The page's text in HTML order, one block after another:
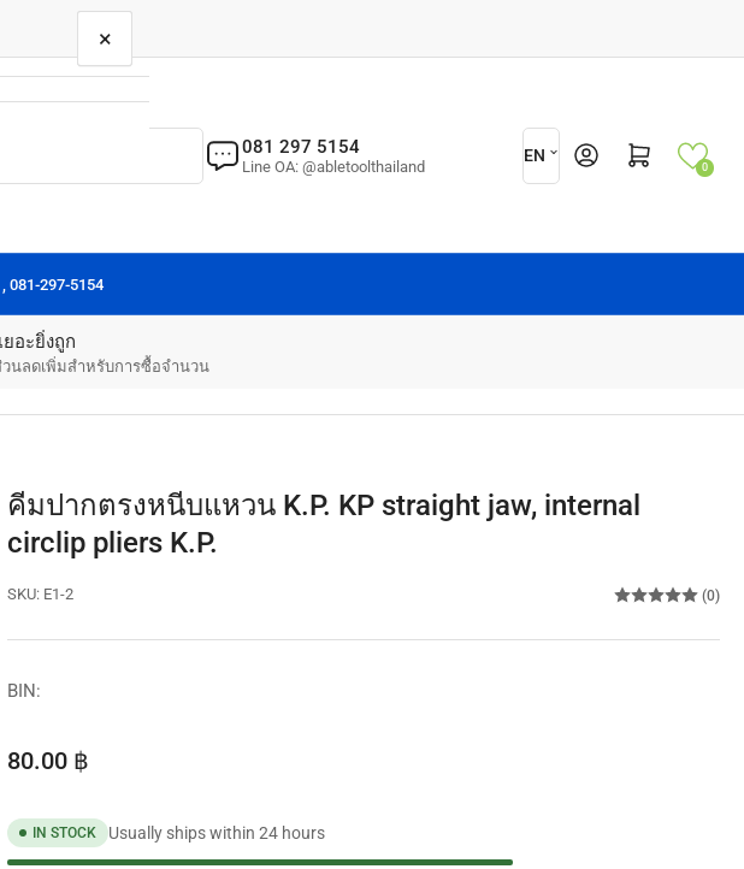
081 297 5154
Line OA: @abletoolthailand
L
a
g
e
EN Log in Open mini cart
0
081-297-5154
ยอะยิ่งถูก
วนลดเพิ่มสำหรับการซื้อจำนวน
คีมปากตรงหนีบแหวน K.P. KP straight jaw, internal
circlip pliers K.P.
SKU: E1-2 (0)
BIN:
Regular
80.00 ฿
IN STOCK Usually ships within 24 hours
×
×
internal